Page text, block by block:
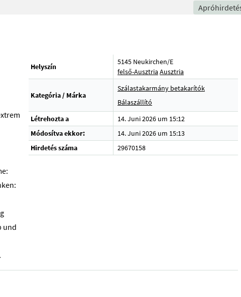
und
Helyszín
5145 Neukirchen/E
felső-Ausztria Ausztria
Kategória / Márka
Szálastakarmány betakarítók
Bálaszállító
Létrehozta a
14. Juni 2026 um 15:12
Módosítva ekkor:
14. Juni 2026 um 15:13
Hirdetés száma
29670158